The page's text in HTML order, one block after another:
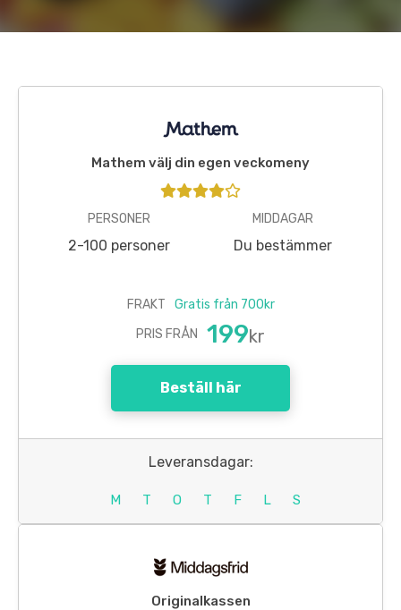
Mathem välj din egen veckomeny
PERSONER
2-100 personer
MIDDAGAR
Du bestämmer
PRIS FRÅN 199kr
FRAKT Gratis från 700kr
Beställ här
Leveransdagar:
M T O T F L S
Originalkassen